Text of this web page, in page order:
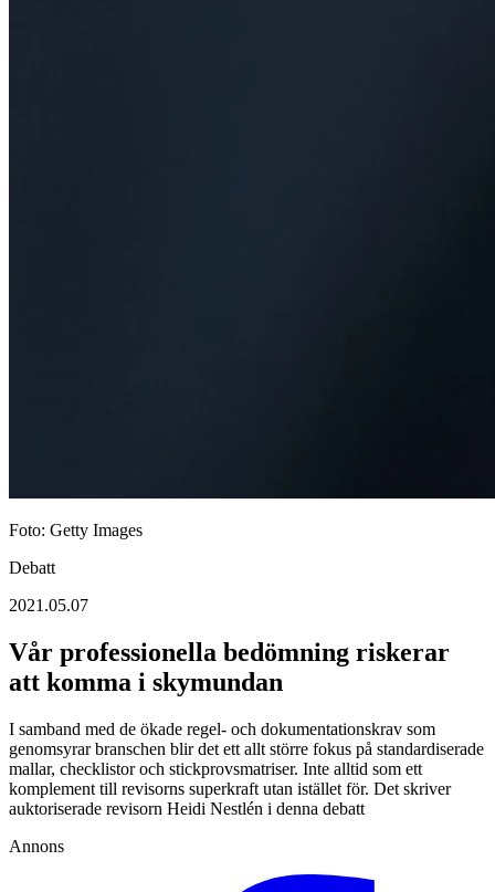
Foto: Getty Images
Debatt
2021.05.07
Vår professionella bedömning riskerar
att komma i skymundan
I samband med de ökade regel- och doku­mentationskrav som
genomsyrar branschen blir det ett allt större fokus på stan­dardiserade
mallar, checklistor och stickprovs­matriser. Inte alltid som ett
komplement till revisorns superkraft utan istället för. Det skriver
auktoriserade revisorn Heidi Nestlén i denna debatt
Annons